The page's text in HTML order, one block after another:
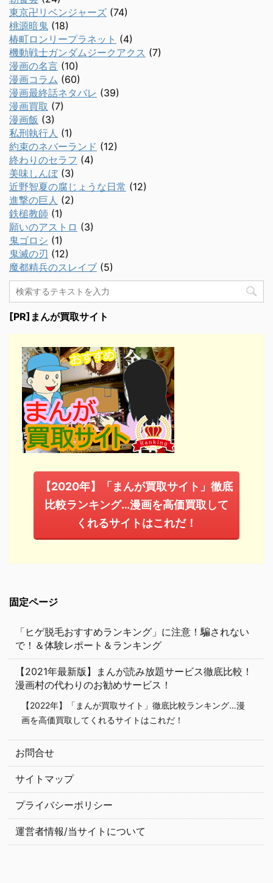
東京卍リベンジャーズ (74)
桃源暗鬼 (18)
椿町ロンリープラネット (4)
機動戦士ガンダムジークアクス (7)
漫画の名言 (10)
漫画コラム (60)
漫画最終話ネタバレ (39)
漫画買取 (7)
漫画飯 (3)
私刑執行人 (1)
約束のネバーランド (12)
終わりのセラフ (4)
美味しんぼ(3)
近野智夏の腐じょうな日常 (12)
進撃の巨人 (2)
鉄槌教師 (1)
願いのアストロ (3)
鬼ゴロシ (1)
鬼滅の刃 (12)
魔都精兵のスレイブ (5)
[PR]まんが買取サイト
【2020年】「まんが買取サイト」徹底
比較ランキング…漫画を高価買取して
くれるサイトはこれだ！
固定ページ
「ヒゲ脱毛おすすめランキング」に注意！騙されない
で！＆体験レポート＆ランキング
【2021年最新版】まんが読み放題サービス徹底比較！
漫画村の代わりのお勧めサービス！
【2022年】「まんが買取サイト」徹底比較ランキング…漫
画を高価買取してくれるサイトはこれだ！
お問合せ
サイトマップ
プライバシーポリシー
運営者情報/当サイトについて